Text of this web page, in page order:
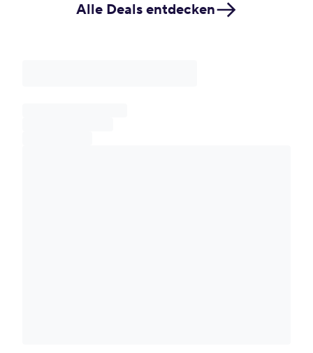
Alle Deals entdecken